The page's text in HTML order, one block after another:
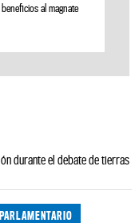
al magnate
durante el debate de tierras